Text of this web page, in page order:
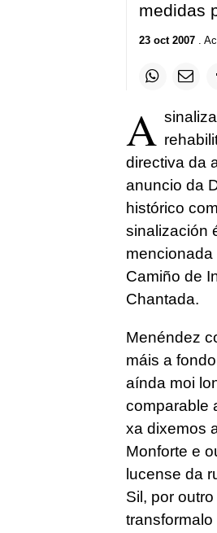
medidas
23 oct 2007.
A
directiva da
anuncio da
histórico
sinalización
Camiño de
Chantada.
Menéndez
máis a
aínda moi
comparable
xa dixemos
Monforte e
lucense da
Sil, por